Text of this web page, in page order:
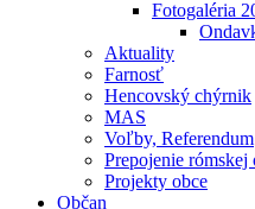
Fotogaléria
Aktuality
Farnosť
Hencovský chýrnik
MAS
Voľby, Referendum
Prepojenie
Projekty obce
Občan